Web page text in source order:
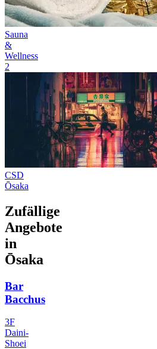
Sauna
&
Wellness
2
CSD
Ōsaka
Zufällige
Angebote
in
Ōsaka
Bar
Bacchus
3F
Daini-
Shoei